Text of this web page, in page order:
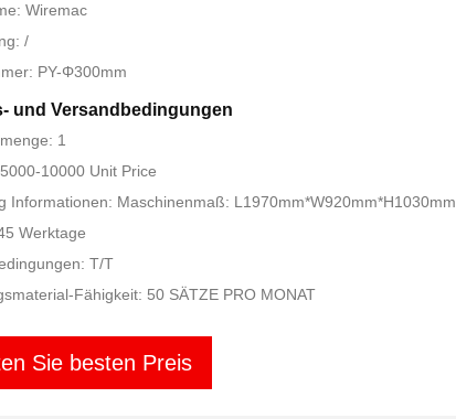
Wiremac
/
PY-Φ300mm
und Versandbedingungen
1
10000 Unit Price
Informationen: Maschinenmaß: L1970mm*W920mm*H1030mm
Werktage
T/T
Fähigkeit: 50 SÄTZE PRO MONAT
Sie besten Preis